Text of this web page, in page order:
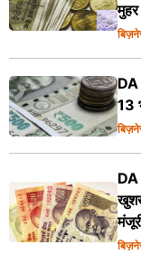
मुहर
DA
13
DA